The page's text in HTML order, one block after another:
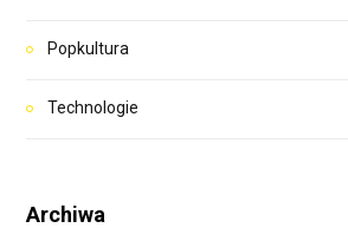
Popkultura
Technologie
Archiwa